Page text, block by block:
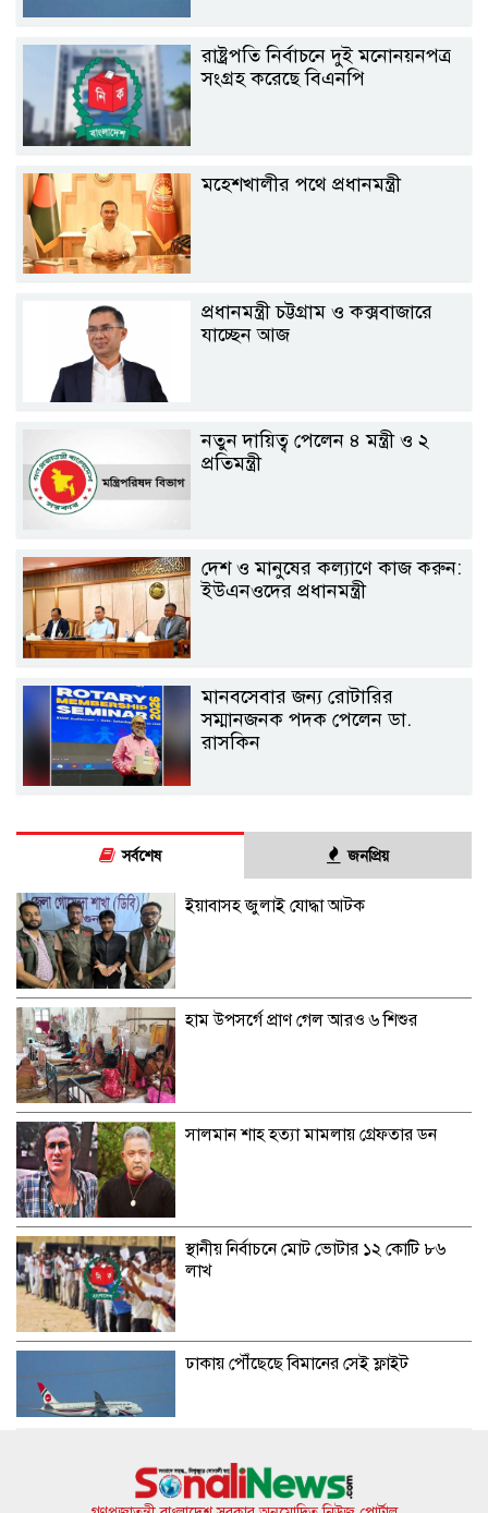
রাষ্ট্রপতি নির্বাচনে দুই মনোনয়নপত্র
সংগ্রহ করেছে বিএনপি
মহেশখালীর পথে প্রধানমন্ত্রী
প্রধানমন্ত্রী চট্টগ্রাম ও কক্সবাজারে
যাচ্ছেন আজ
নতুন দায়িত্ব পেলেন ৪ মন্ত্রী ও ২
প্রতিমন্ত্রী
দেশ ও মানুষের কল্যাণে কাজ করুন:
ইউএনওদের প্রধানমন্ত্রী
মানবসেবার জন্য রোটারির
সম্মানজনক পদক পেলেন ডা.
রাসকিন
সর্বশেষ জনপ্রিয়
ইয়াবাসহ জুলাই যোদ্ধা আটক
হাম উপসর্গে প্রাণ গেল আরও ৬ শিশুর
সালমান শাহ হত্যা মামলায় গ্রেফতার ডন
স্থানীয় নির্বাচনে মোট ভোটার ১২ কোটি ৮৬
লাখ
ঢাকায় পৌঁছেছে বিমানের সেই ফ্লাইট
জীবননগর সীমান্তে পুশইনের চেষ্টা, প্রতিহত
করল বিজিবি